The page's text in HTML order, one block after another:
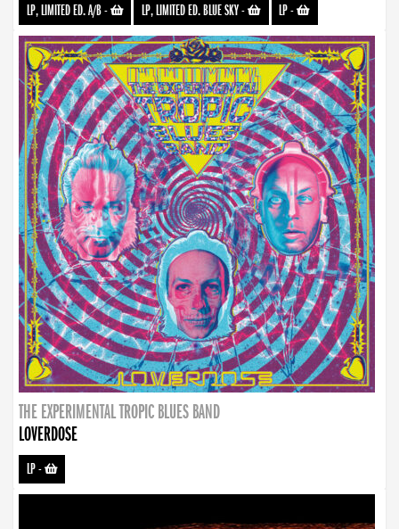
LP, LIMITED ED. A/B- LP, LIMITED ED. BLUE SKY- LP-
THE EXPERIMENTAL TROPIC BLUES BAND
LOVERDOSE
LP-